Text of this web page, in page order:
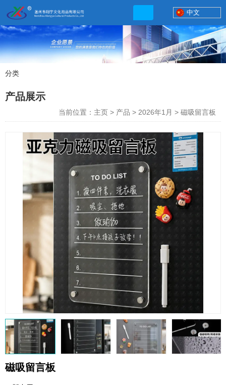
联系电话
网店地址:
http://xybp.tmall.com http://wzxybp.1688.com
QQ邮箱
xybp@qq.com
中文
分类
产品展示
当前位置：主页 > 产品 > 2026年1月 > 磁吸留言板
磁吸留言板